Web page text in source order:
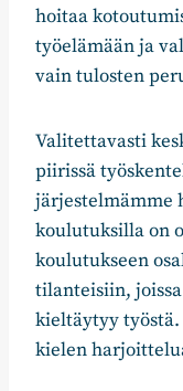
hoitaa
työelämään ja
vain tulosten
Valitettavasti
piirissä
järjestelmämme
koulutuksilla on
koulutukseen
tilanteisiin,
kieltäytyy
kielen